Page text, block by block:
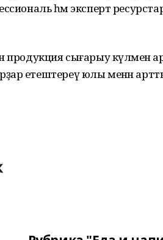
һәм эксперт
продукция сығарыу күләмен
етештереү юлы менән